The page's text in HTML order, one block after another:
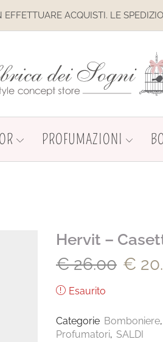
ACQUISTI. LE SPEDIZIONI SONO
PROFUMAZIONI
Hervit –
€26.00 €
Esaurito
Categorie Bomboniere,
Profumatori, SALDI